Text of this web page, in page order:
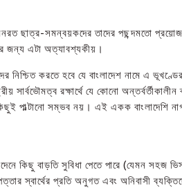
ছাত্র-সমন্বয়কদের তাদের পছন্দমতো
জন্য এটা অত্যাবশ্যকীয়।
নিশ্চিত করতে হবে যে বাংলাদেশ নামে এ
সার্বভৌমত্ব রক্ষার্থে যে কোনো অন্তর্বর্তীকালীন
পাল্টানো সম্ভব নয়। এই একক বাংলাদেশি
কিছু বাড়তি সুবিধা পেতে পারে (যেমন সহজ
স্বার্থের প্রতি অনুগত এবং অনিবাসী